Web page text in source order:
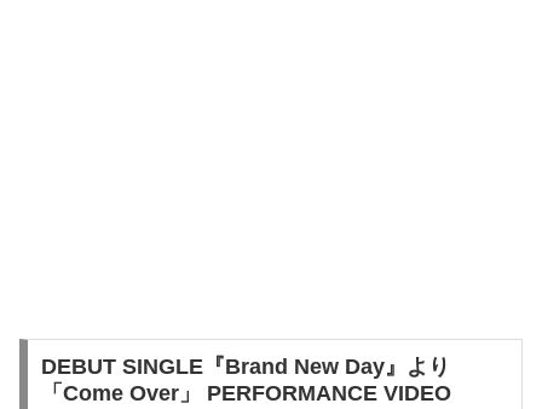
DEBUT SINGLE『Brand New Day』より
「Come Over」 PERFORMANCE VIDEO